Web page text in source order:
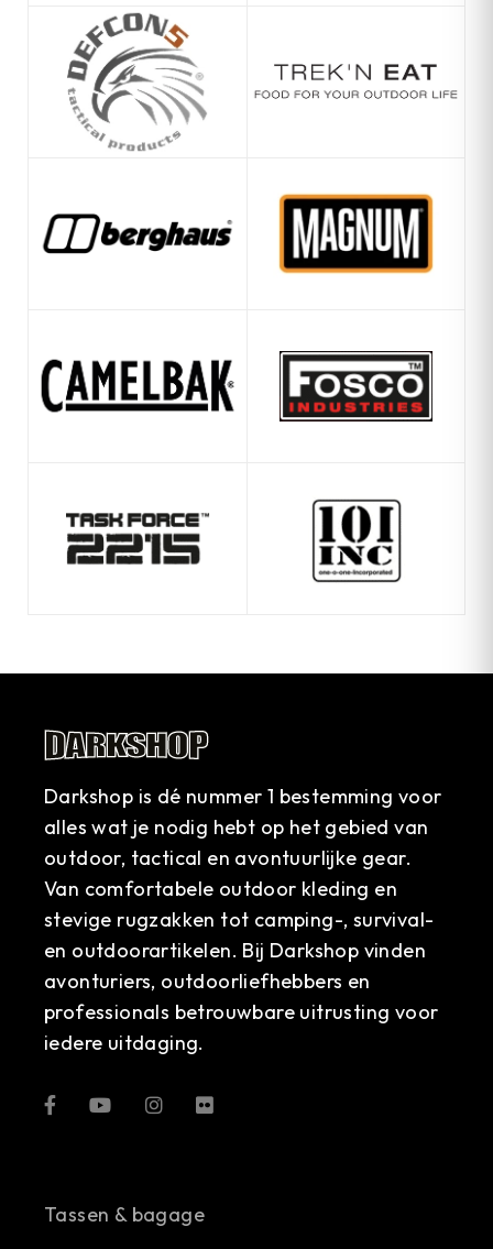
Darkshop is dé nummer 1 bestemming voor
alles wat je nodig hebt op het gebied van
outdoor, tactical en avontuurlijke gear.
Van comfortabele outdoor kleding en
stevige rugzakken tot camping-, survival-
en outdoorartikelen. Bij Darkshop vinden
avonturiers, outdoorliefhebbers en
professionals betrouwbare uitrusting voor
iedere uitdaging.
Tassen & bagage